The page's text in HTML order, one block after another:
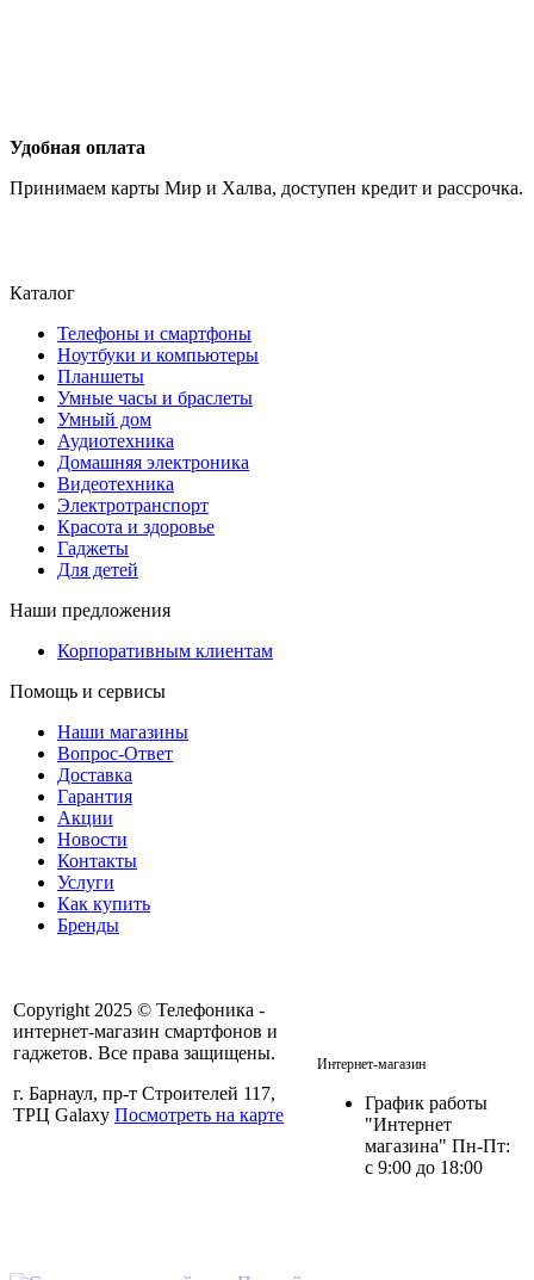
Удобная оплата
Принимаем карты Мир и Халва, доступен кредит и рассрочка.
Каталог
Телефоны и смартфоны
Ноутбуки и компьютеры
Планшеты
Умные часы и браслеты
Умный дом
Аудиотехника
Домашняя электроника
Видеотехника
Электротранспорт
Красота и здоровье
Гаджеты
Для детей
Наши предложения
Корпоративным клиентам
Помощь и сервисы
Наши магазины
Вопрос-Ответ
Доставка
Гарантия
Акции
Новости
Контакты
Услуги
Как купить
Бренды
Copyright 2025 © Телефоника -
интернет-магазин смартфонов и
гаджетов. Все права защищены.
г. Барнаул, пр-т Строителей 117,
ТРЦ Galaxy Посмотреть на карте
Интернет-магазин
График работы
"Интернет
магазина" Пн-Пт:
с 9:00 до 18:00